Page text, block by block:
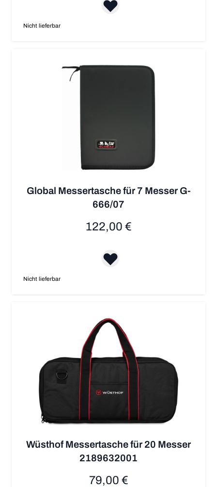
Nicht lieferbar
Global Messertasche für 7 Messer G-
666/07
122,00 €
Nicht lieferbar
Wüsthof Messertasche für 20 Messer
2189632001
79,00 €